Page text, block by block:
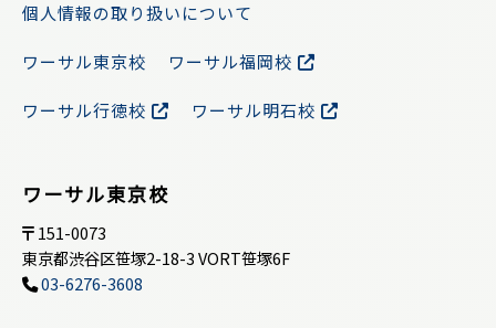
個人情報の取り扱いについて
ワーサル東京校 ワーサル福岡校
ワーサル行徳校 ワーサル明石校
ワーサル東京校
151-0073
東京都渋谷区笹塚2-18-3 VORT笹塚6F
03-6276-3608